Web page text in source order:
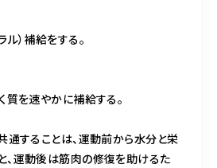
）補給をする。
質を速やかに補給する。
通することは、運動前から水分と栄
、運動後は筋肉の修復を助けるた